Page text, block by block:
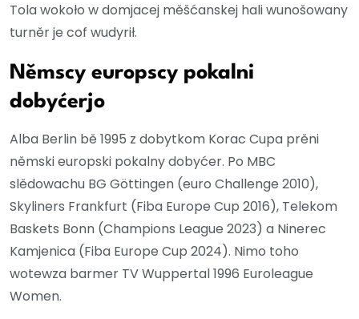
Tola wokoło w domjacej měšćanskej hali wunošowany
turněr je cof wudyrił.
Němscy europscy pokalni
dobyćerjo
Alba Berlin bě 1995 z dobytkom Korac Cupa prěni
němski europski pokalny dobyćer. Po MBC
slědowachu BG Göttingen (euro Challenge 2010),
Skyliners Frankfurt (Fiba Europe Cup 2016), Telekom
Baskets Bonn (Champions League 2023) a Ninerec
Kamjenica (Fiba Europe Cup 2024). Nimo toho
wotewza barmer TV Wuppertal 1996 Euroleague
Women.